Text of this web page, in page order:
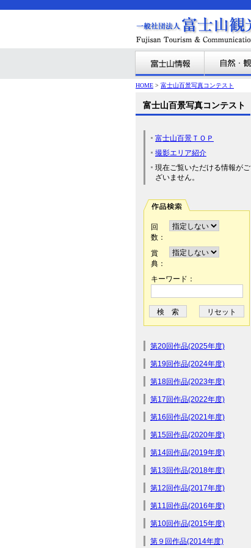
HOME > 富士山百景写真コンテスト
富士山百景写真コンテスト
富士山百景ＴＯＰ
撮影エリア紹介
現在ご覧いただける情報がご
ざいません。
回
数：
賞
典：
キーワード：
第20回作品(2025年度)
第19回作品(2024年度)
第18回作品(2023年度)
第17回作品(2022年度)
第16回作品(2021年度)
第15回作品(2020年度)
第14回作品(2019年度)
第13回作品(2018年度)
第12回作品(2017年度)
第11回作品(2016年度)
第10回作品(2015年度)
第９回作品(2014年度)